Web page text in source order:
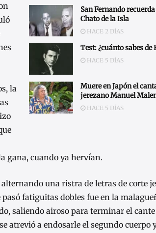
San Fernando recuerda
Chato de la Isla
HACE 2 DÍAS
Test: ¿cuánto sabes de
HACE 5 DÍAS
Muere en Japón el
jerezano Manuel
HACE 5 DÍAS
la
gana, cuando ya hervían.
una ristra de letras de corte
pasó fatiguitas dobles fue en la
saliendo airoso para terminar el cante
atrevió a endosarle el segundo cuerpo